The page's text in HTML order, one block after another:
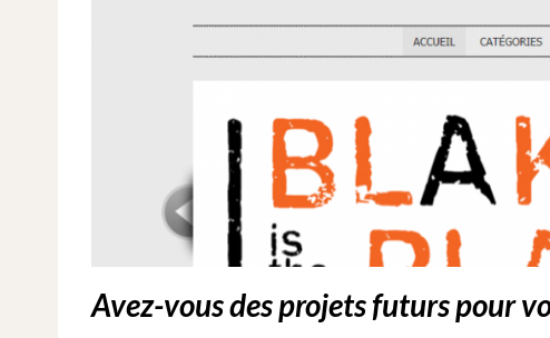
Avez-vous des projets futurs pour